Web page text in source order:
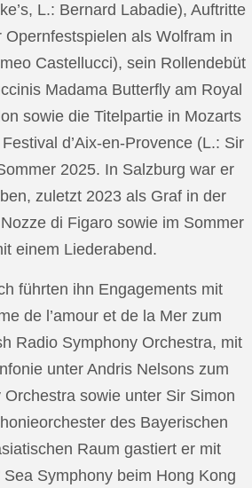
L.: Bernard Labadie), Auftritte
Opernfestspielen als Wolfram in
Castellucci), sein Rollendebüt
Madama Butterfly am Royal
sowie die Titelpartie in Mozarts
d’Aix-en-Provence (L.: Sir
2025. In Salzburg war er
zuletzt 2023 als Graf in der
di Figaro sowie im Sommer
einem Liederabend.
führten ihn Engagements mit
de l’amour et de la Mer zum
Radio Symphony Orchestra, mit
unter Andris Nelsons zum
sowie unter Sir Simon
des Bayerischen
Raum gastiert er mit
Sea Symphony beim Hong Kong